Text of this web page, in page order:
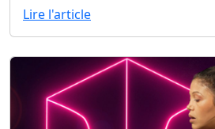
Lire l'article